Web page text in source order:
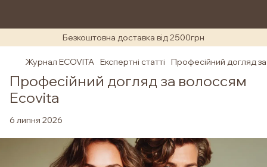
Безкоштовна доставка від 2500грн
Журнал ECOVITA Експертні статті Професійний догляд
Професійний догляд за волоссям
Ecovita
6 липня 2026